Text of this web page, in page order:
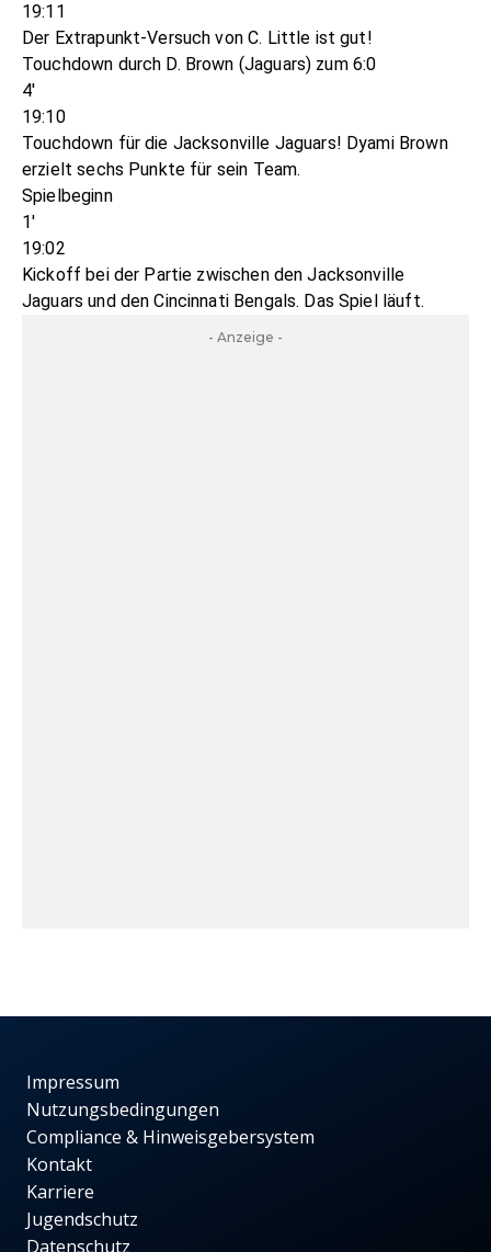
19:11
Der Extrapunkt-Versuch von C. Little ist gut!
Touchdown durch D. Brown (Jaguars) zum 6:0
4'
19:10
Touchdown für die Jacksonville Jaguars! Dyami Brown
erzielt sechs Punkte für sein Team.
Spielbeginn
1'
19:02
Kickoff bei der Partie zwischen den Jacksonville
Jaguars und den Cincinnati Bengals. Das Spiel läuft.
- Anzeige -
Impressum
Nutzungsbedingungen
Compliance & Hinweisgebersystem
Kontakt
Karriere
Jugendschutz
Datenschutz